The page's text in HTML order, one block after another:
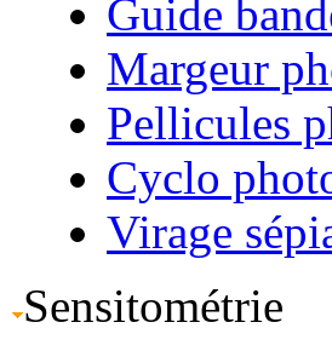
Guide
Margeur
Pellicules
Cyclo
Virage
Sensitométrie